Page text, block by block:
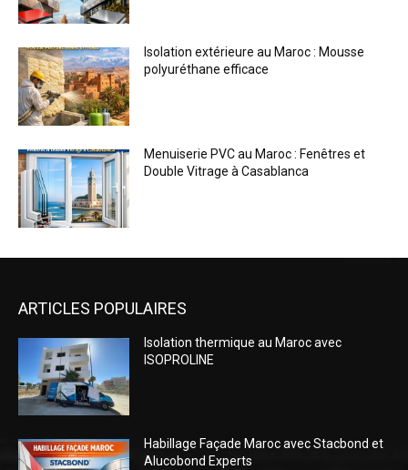
Isolation extérieure au Maroc : Mousse
polyuréthane efficace
Menuiserie PVC au Maroc : Fenêtres et
Double Vitrage à Casablanca
ARTICLES POPULAIRES
Isolation thermique au Maroc avec
ISOPROLINE
Habillage Façade Maroc avec Stacbond et
Alucobond Experts